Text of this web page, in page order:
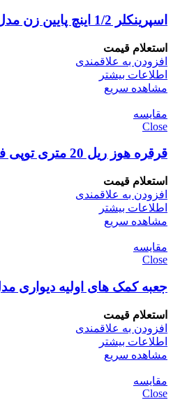
اسپرینکلر 1/2 اینچ پایین زن مدل ایران شیر
استعلام قیمت
افزودن به علاقمندی
اطلاعات بیشتر
مشاهده سریع
مقایسه
Close
قرقره هوز ریل 20 متری توپی فلزی
استعلام قیمت
افزودن به علاقمندی
اطلاعات بیشتر
مشاهده سریع
مقایسه
Close
جعبه کمک های اولیه دیواری
استعلام قیمت
افزودن به علاقمندی
اطلاعات بیشتر
مشاهده سریع
مقایسه
Close